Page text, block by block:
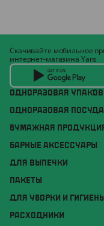
ОДНОРАЗОВАЯ
ОДНОРАЗОВАЯ ПОСУДА
БУМАЖНАЯ
БАРНЫЕ АКСЕССУАРЫ
ДЛЯ ВЫПЕЧКИ
ПАКЕТЫ
ДЛЯ УБОРКИ И ГИГИЕНЫ
РАСХОДНИКИ
Скачивайте мобильное
интернет-магазина Yans